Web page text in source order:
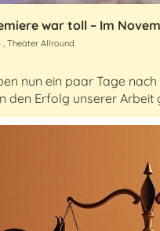
war toll – Im
, Theater Allround
nun ein paar Tage
den Erfolg unserer Arbeit